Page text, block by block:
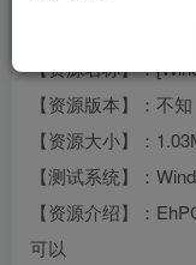
【资源名称】：
【资源版本】：不知
【资源大小】：
【测试系统】：
【资源介绍】：
可以